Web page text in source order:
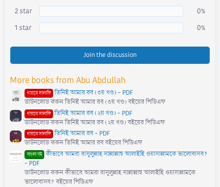
2 star
0%
1 star
0%
Join the discussion
More books from Abu Abdullah
গায়রে সালাফি তিনিই আমার রব (৩য় খণ্ড) - PDF
ডাউনলোড করুন তিনিই আমার রব (৩য় খণ্ড) বইয়ের পিডিএফ
গায়রে সালাফি তিনিই আমার রব (২য় খণ্ড) - PDF
ডাউনলোড করুন তিনিই আমার রব (২য় খণ্ড) বইয়ের পিডিএফ
গায়রে সালাফি তিনিই আমার রব - PDF
ডাউনলোড করুন তিনিই আমার রব বইয়ের পিডিএফ
বাংলা বই কীভাবে আমরা রাসূলুল্লাহ সাল্লাল্লাহু আলাইহি ওয়াসাল্লামকে ভালোবাসব?
- PDF
ডাউনলোড করুন কীভাবে আমরা রাসূলুল্লাহ সাল্লাল্লাহু আলাইহি ওয়াসাল্লামকে
ভালোবাসব? বইয়ের পিডিএফ